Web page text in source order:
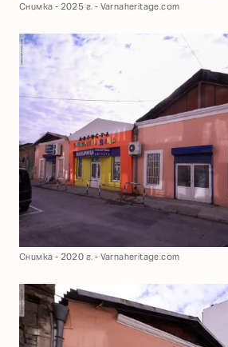
Снимка - 2025 г. - Varnaheritage.com
Снимка - 2020 г. - Varnaheritage.com